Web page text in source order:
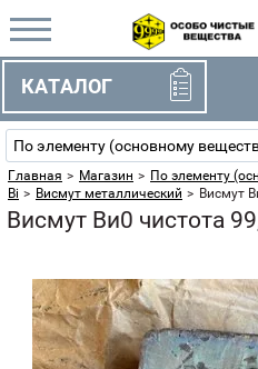
КАТАЛОГ
По элементу (основному
Главная > Магазин > По элементу
Bi > Висмут металлический > Висмут
Висмут Ви0 чистота